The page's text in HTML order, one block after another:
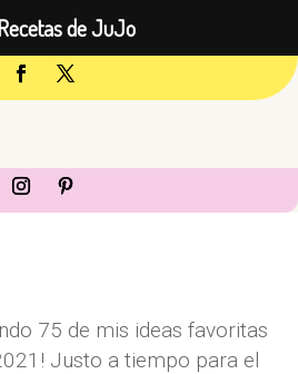
75 de mis ideas favoritas
Justo a tiempo para el
de JuJo